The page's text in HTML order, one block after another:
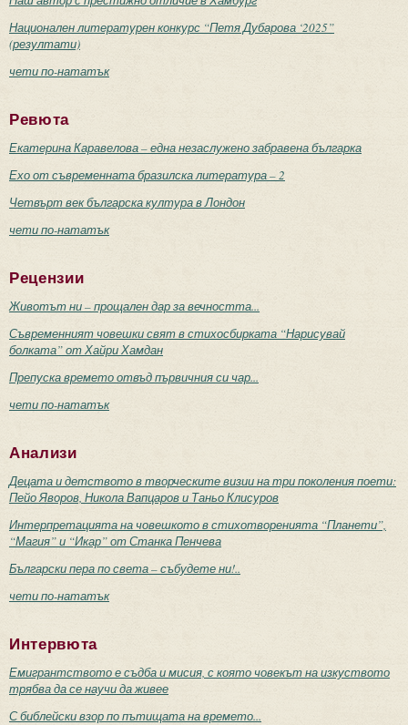
Национален литературен конкурс “Петя Дубарова ‘2025”
(резултати)
чети по-нататък
Ревюта
Екатерина Каравелова – една незаслужено забравена българка
Ехо от съвременната бразилска литература – 2
Четвърт век българска култура в Лондон
чети по-нататък
Рецензии
Животът ни – прощален дар за вечността...
Съвременният човешки свят в стихосбирката “Нарисувай
болката” от Хайри Хамдан
Препуска времето отвъд първичния си чар...
чети по-нататък
Анализи
Децата и детството в творческите визии на три поколения поети:
Пейо Яворов, Никола Вапцаров и Таньо Клисуров
Интерпретацията на човешкото в стихотворенията “Планети”,
“Магия” и “Икар” от Станка Пенчева
Български пера по света – събудете ни!..
чети по-нататък
Интервюта
Емигрантството е съдба и мисия, с която човекът на изкуството
трябва да се научи да живее
С библейски взор по пътищата на времето...